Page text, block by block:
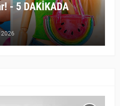
- 5 DAKİKADA